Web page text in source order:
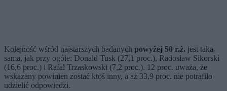
Kolejność wśród najstarszych badanych powyżej 50 r.ż. jest taka
sama, jak przy ogóle: Donald Tusk (27,1 proc.), Radosław Sikorski
(16,6 proc.) i Rafał Trzaskowski (7,2 proc.). 12 proc. uważa, że
wskazany powinien zostać ktoś inny, a aż 33,9 proc. nie potrafiło
udzielić odpowiedzi.